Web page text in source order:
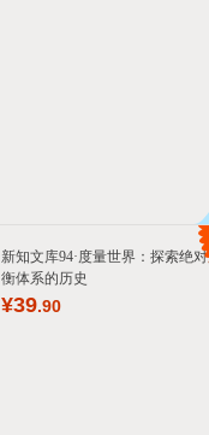
新知文库94·度量世界：探索绝
衡体系的历史
¥39.90